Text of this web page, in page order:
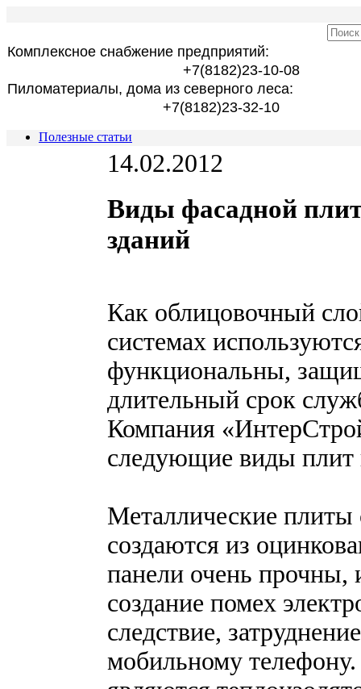
Комплексное снабжение предприятий:
+7(8182)23-10-08
Пиломатериалы, дома из северного леса:
+7(8182)23-32-10
Полезные статьи
14.02.2012
Виды фасадной
зданий
Как облицовочный
системах
функциональны,
длительный срок
Компания
следующие виды плит
Металлические
создаются из
панели очень прочны,
создание помех
следствие,
мобильному